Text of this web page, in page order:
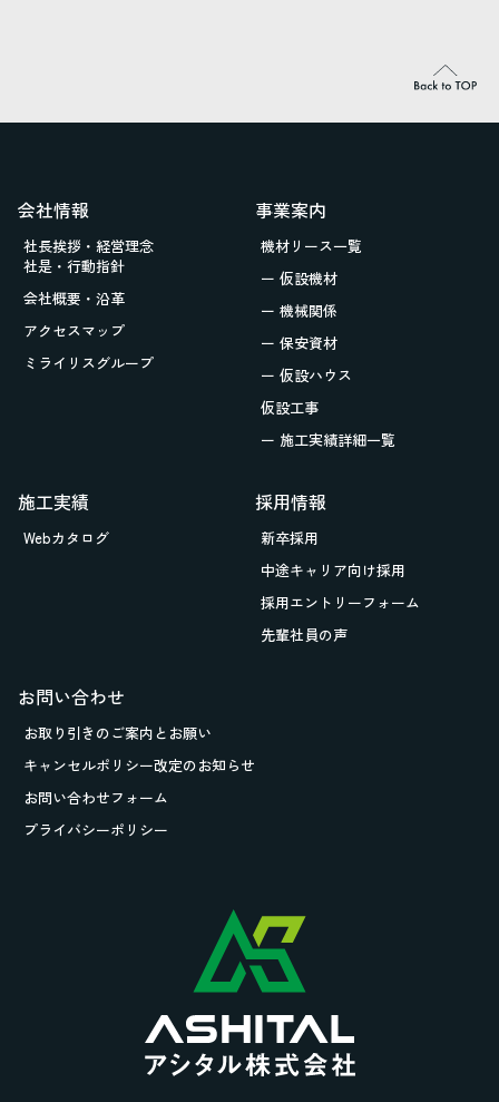
会社情報
社長挨拶・経営理念
社是・行動指針
会社概要・沿革
アクセスマップ
ミライリスグループ
事業案内
機材リース一覧
ー 仮設機材
ー 機械関係
ー 保安資材
ー 仮設ハウス
仮設工事
ー 施工実績詳細一覧
施工実績
Webカタログ
採用情報
新卒採用
中途キャリア向け採用
採用エントリーフォーム
先輩社員の声
お問い合わせ
お取り引きのご案内とお願い
キャンセルポリシー改定のお知らせ
お問い合わせフォーム
プライバシーポリシー